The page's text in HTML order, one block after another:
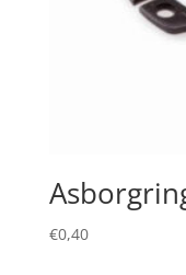
€0,40